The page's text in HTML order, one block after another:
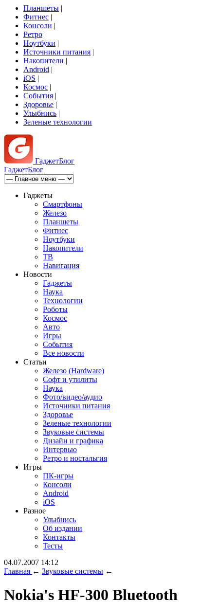
Планшеты |
Фитнес |
Консоли |
Ретро |
Ноутбуки |
Источники питания |
Накопители |
Android |
iOS |
Космос |
События |
Здоровье |
Улыбнись |
Зеленые технологии
ГаджетБлог
ГаджетБлог
Гаджеты
Смартфоны
Железо
Планшеты
Фитнес
Ноутбуки
Накопители
ТВ
Навигация
Новости
Гаджеты
Наука
Технологии
Роботы
Космос
Авто
Игры
События
Все новости
Статьи
Железо (Hardware)
Софт и утилиты
Наука
Фото/видео/аудио
Источники питания
Здоровье
Зеленые технологии
Звуковые системы
Дизайн и графика
Интервью
Ретро и ностальгия
Игры
ПК-игры
Консоли
Android
iOS
Разное
Улыбнись
Об издании
Контакты
Тесты
04.07.2007 14:12
Главная ← Звуковые системы ←
Nokia's HF-300 Bluetooth